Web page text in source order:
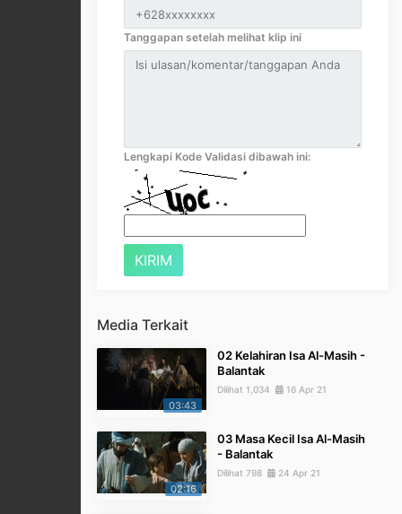
Tanggapan setelah melihat klip ini
Lengkapi Kode Validasi dibawah ini:
Media Terkait
03:43
02 Kelahiran Isa Al-Masih -
Balantak
Dilihat 1,034 16 Apr 21
02:16
03 Masa Kecil Isa Al-Masih
- Balantak
Dilihat 798 24 Apr 21